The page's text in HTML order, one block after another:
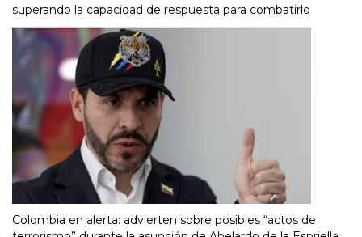
superando la capacidad de respuesta para combatirlo
Colombia en alerta: advierten sobre posibles “actos de